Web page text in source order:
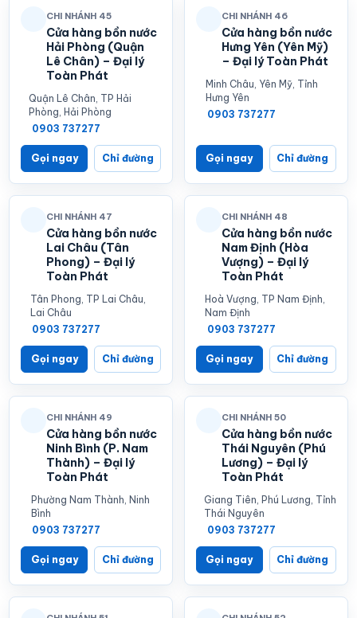
CHI NHÁNH 45
Cửa hàng bồn nước
Hải Phòng (Quận
Lê Chân) – Đại lý
Toàn Phát
Quận Lê Chân, TP Hải
Phòng, Hải Phòng
0903 737277
Gọi ngay Chỉ đường
CHI NHÁNH 46
Cửa hàng bồn nước
Hưng Yên (Yên Mỹ)
– Đại lý Toàn Phát
Minh Châu, Yên Mỹ, Tỉnh
Hưng Yên
0903 737277
Gọi ngay Chỉ đường
CHI NHÁNH 47
Cửa hàng bồn nước
Lai Châu (Tân
Phong) – Đại lý
Toàn Phát
Tân Phong, TP Lai Châu,
Lai Châu
0903 737277
Gọi ngay Chỉ đường
CHI NHÁNH 48
Cửa hàng bồn nước
Nam Định (Hòa
Vượng) – Đại lý
Toàn Phát
Hoà Vượng, TP Nam Định,
Nam Định
0903 737277
Gọi ngay Chỉ đường
CHI NHÁNH 49
Cửa hàng bồn nước
Ninh Bình (P. Nam
Thành) – Đại lý
Toàn Phát
Phường Nam Thành, Ninh
Bình
0903 737277
Gọi ngay Chỉ đường
CHI NHÁNH 50
Cửa hàng bồn nước
Thái Nguyên (Phú
Lương) – Đại lý
Toàn Phát
Giang Tiên, Phú Lương, Tỉnh
Thái Nguyên
0903 737277
Gọi ngay Chỉ đường